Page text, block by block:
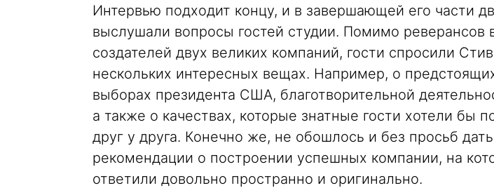
Интервью подходит концу, и в завершающей его части
выслушали вопросы гостей студии. Помимо реверансов
создателей двух великих компаний, гости спросили
нескольких интересных вещах. Например, о
выборах президента США, благотворительной
а также о качествах, которые знатные гости хотели бы
друг у друга. Конечно же, не обошлось и без просьб
рекомендации о построении успешных компании, на
ответили довольно пространно и оригинально.